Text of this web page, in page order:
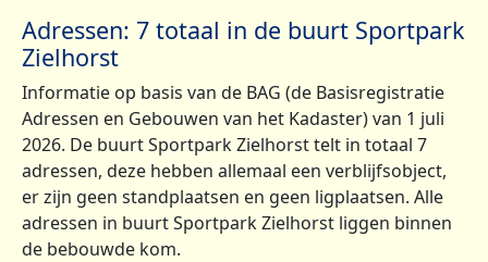
Adressen: 7 totaal in de buurt Sportpark
Zielhorst
Informatie op basis van de BAG (de Basisregistratie
Adressen en Gebouwen van het Kadaster) van 1 juli
2026. De buurt Sportpark Zielhorst telt in totaal 7
adressen, deze hebben allemaal een verblijfsobject,
er zijn geen standplaatsen en geen ligplaatsen. Alle
adressen in buurt Sportpark Zielhorst liggen binnen
de bebouwde kom.